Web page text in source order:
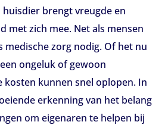
huisdier brengt vreugde en
met zich mee. Net als mensen
medische zorg nodig. Of het nu
ongeluk of gewoon
kunnen snel oplopen. In
erkenning van het belang
om eigenaren te helpen bij